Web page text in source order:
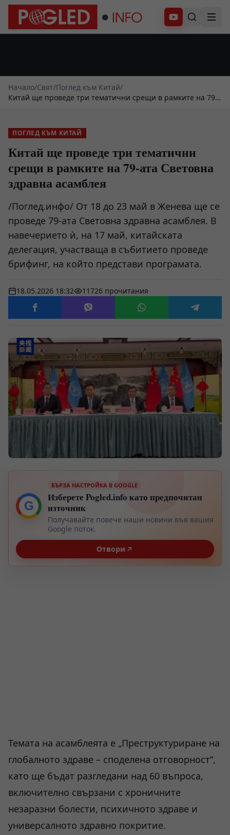
Абонирай се
Начало/Свят/Поглед към Китай/
Китай ще проведе три тематични срещи в рамките на 79-
ПОГЛЕД КЪМ КИТАЙ
Китай ще проведе три тематични
срещи в рамките на 79-ата Световна
здравна асамблея
/Поглед.инфо/ От 18 до 23 май в Женева ще се
проведе 79-ата Световна здравна асамблея. В
навечерието ѝ, на 17 май, китайската
делегация, участваща в събитието проведе
брифинг, на който представи програмата.
18.05.2026 18:32 11726 прочитания
G
БЪРЗА НАСТРОЙКА В GOOGLE
Изберете Pogled.info като предпочитан
източник
Получавайте повече наши новини във вашия
Google поток.
Отвори
Темата на асамблеята е „Преструктуриране на
глобалното здраве – споделена отговорност“,
като ще бъдат разгледани над 60 въпроса,
включително свързани с хроничните
незаразни болести, психичното здраве и
универсалното здравно покритие.